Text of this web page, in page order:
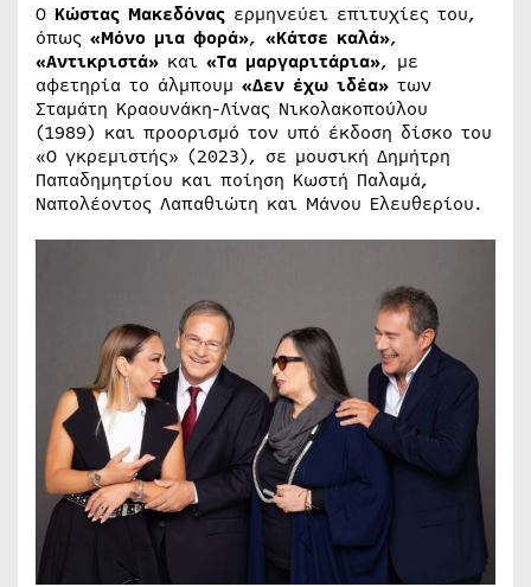
Ο Κώστας Μακεδόνας ερμηνεύει επιτυχίες του,
όπως «Μόνο μια φορά», «Κάτσε καλά»,
«Αντικριστά» και «Τα μαργαριτάρια», με
αφετηρία το άλμπουμ «Δεν έχω ιδέα» των
Σταμάτη Κραουνάκη-Λίνας Νικολακοπούλου
(1989) και προορισμό τον υπό έκδοση δίσκο του
«Ο γκρεμιστής» (2023), σε μουσική Δημήτρη
Παπαδημητρίου και ποίηση Κωστή Παλαμά,
Ναπολέοντος Λαπαθιώτη και Μάνου Ελευθερίου.